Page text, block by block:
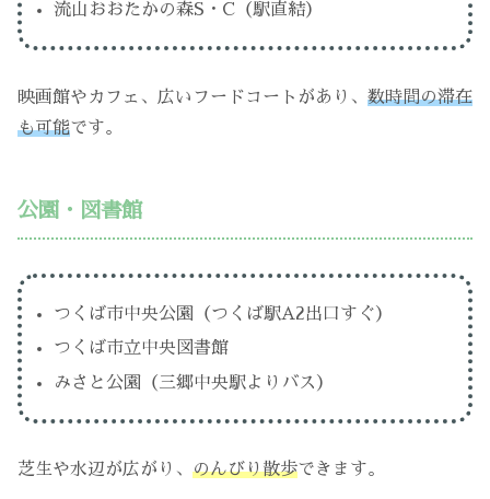
流山おおたかの森S・C（駅直結）
映画館やカフェ、広いフードコートがあり、 数時間の滞在
も可能です。
公園・図書館
つくば市中央公園（つくば駅A2出口すぐ）
つくば市立中央図書館
みさと公園（三郷中央駅よりバス）
芝生や水辺が広がり、 のんびり散歩できます。